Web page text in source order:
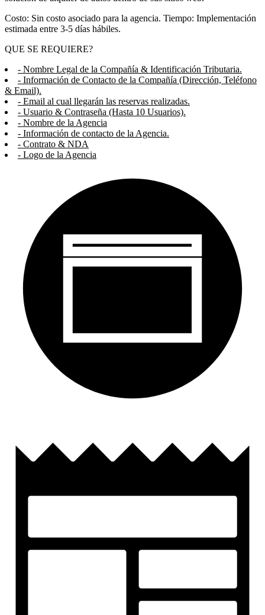
Costo: Sin costo asociado para la agencia. Tiempo: Implementación
estimada entre 3-5 días hábiles.
QUE SE REQUIERE?
- Nombre Legal de la Compañía & Identificación Tributaria.
- Información de Contacto de la Compañía (Dirección, Teléfono
& Email).
- Email al cual llegarán las reservas realizadas.
- Usuario & Contraseña (Hasta 10 Usuarios).
- Nombre de la Agencia
- Información de contacto de la Agencia.
- Contrato & NDA
- Logo de la Agencia